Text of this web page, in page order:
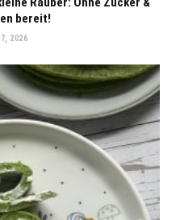
bereit!
2026